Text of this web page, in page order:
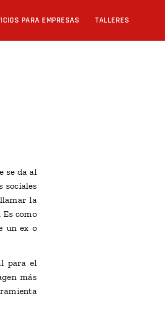
PARA EMPRESAS TALLERES
se da al
sociales
la
Es como
un ex o
para el
más